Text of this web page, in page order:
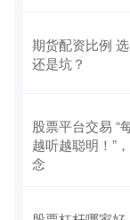
期货配资比例
还是坑？
股票平台交易 “
越听越聪明！”
念